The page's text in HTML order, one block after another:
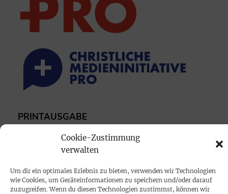
Cookie-Zustimmung
verwalten
Um dir ein optimales Erlebnis zu bieten, verwenden wir Technologien
wie Cookies, um Geräteinformationen zu speichern und/oder darauf
zuzugreifen. Wenn du diesen Technologien zustimmst, können wir
PRINTAUSGABE
Mediadaten
Impressum